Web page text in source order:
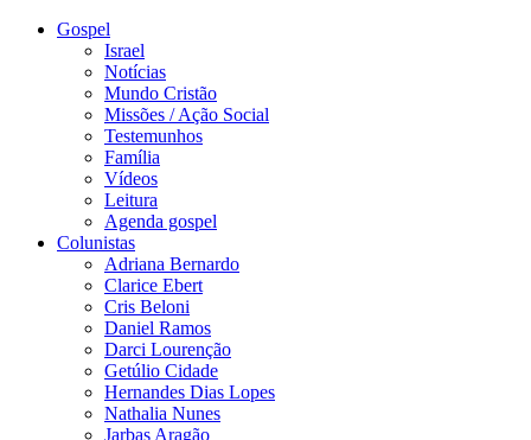
Gospel
Israel
Notícias
Mundo Cristão
Missões / Ação Social
Testemunhos
Família
Vídeos
Leitura
Agenda gospel
Colunistas
Adriana Bernardo
Clarice Ebert
Cris Beloni
Daniel Ramos
Darci Lourenção
Getúlio Cidade
Hernandes Dias Lopes
Nathalia Nunes
Jarbas Aragão